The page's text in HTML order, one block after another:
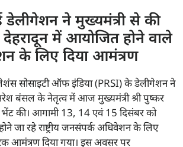
ने मुख्यमंत्री से की
देहरादून में आयोजित होने वाले
के लिए दिया आमंत्रण
सोसाइटी ऑफ इंडिया (PRSI) के डेलीगेशन ने
बंसल के नेतृत्व में आज मुख्यमंत्री श्री पुष्कर
भेंट की। आगामी 13, 14 एवं 15 दिसंबर को
जा रहे राष्ट्रीय जनसंपर्क अधिवेशन के लिए
आमंत्रण दिया गया। इस अवसर पर